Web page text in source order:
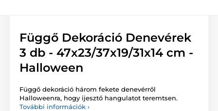
Függő Dekoráció Denevérek
3 db - 47x23/37x19/31x14 cm -
Halloween
Függő dekoráció három fekete denevérről
Halloweenra, hogy ijesztő hangulatot teremtsen.
További információk ›